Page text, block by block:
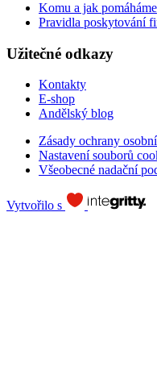
Komu a jak pomáháme
Pravidla poskytování
Užitečné odkazy
Kontakty
E-shop
Andělský blog
Zásady ochrany
Nastavení souborů
Všeobecné nadační
Vytvořilo s